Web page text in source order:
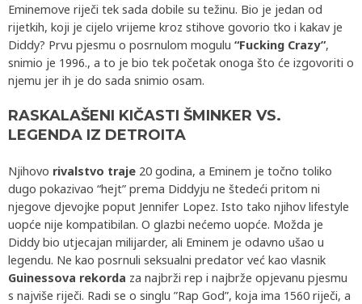
Eminemove riječi tek sada dobile su težinu. Bio je jedan od
rijetkih, koji je cijelo vrijeme kroz stihove govorio tko i kakav je
Diddy? Prvu pjesmu o posrnulom mogulu “Fucking Crazy”,
snimio je 1996., a to je bio tek početak onoga što će izgovoriti o
njemu jer ih je do sada snimio osam.
RASKALAŠENI KIČASTI ŠMINKER VS.
LEGENDA IZ DETROITA
Njihovo rivalstvo traje 20 godina, a Eminem je točno toliko
dugo pokazivao “hejt” prema Diddyju ne štedeći pritom ni
njegove djevojke poput Jennifer Lopez. Isto tako njihov lifestyle
uopće nije kompatibilan. O glazbi nećemo uopće. Možda je
Diddy bio utjecajan milijarder, ali Eminem je odavno ušao u
legendu. Ne kao posrnuli seksualni predator već kao vlasnik
Guinessova rekorda za najbrži rep i najbrže opjevanu pjesmu
s najviše riječi. Radi se o singlu ”Rap God”, koja ima 1560 riječi, a